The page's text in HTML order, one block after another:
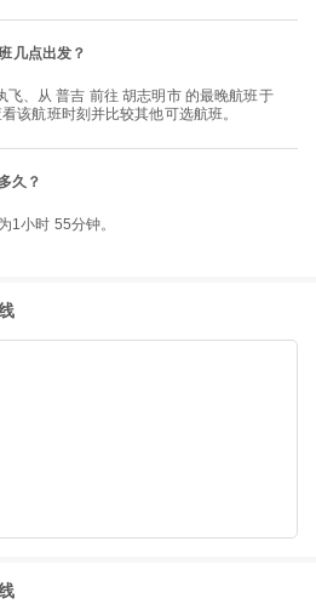
几点出发？
该航班时刻并比较其他可选航班。
久？
1小时 55分钟。